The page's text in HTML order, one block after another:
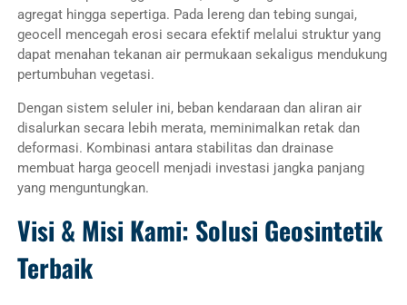
agregat hingga sepertiga. Pada lereng dan tebing sungai,
geocell mencegah erosi secara efektif melalui struktur yang
dapat menahan tekanan air permukaan sekaligus mendukung
pertumbuhan vegetasi.
Dengan sistem seluler ini, beban kendaraan dan aliran air
disalurkan secara lebih merata, meminimalkan retak dan
deformasi. Kombinasi antara stabilitas dan drainase
membuat harga geocell menjadi investasi jangka panjang
yang menguntungkan.
Visi & Misi Kami: Solusi Geosintetik
Terbaik